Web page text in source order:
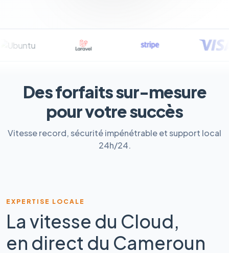
Des forfaits sur-mesure
pour votre succès
Vitesse record, sécurité impénétrable et support local
24h/24.
EXPERTISE LOCALE
La vitesse du Cloud,
en direct du Cameroun